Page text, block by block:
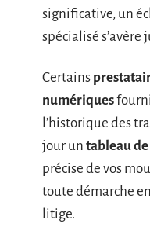
significative, un
spécialisé s’avère
Certains
numériques
l’historique des
jour un tableau
précise de vos
toute démarche
litige.